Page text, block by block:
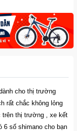
cho thị trường
rất chắc không lỏng
trên thị trường , xe kết
6 số shimano cho bạn